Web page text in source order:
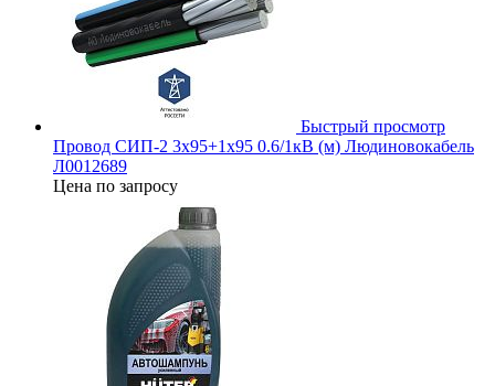
Быстрый просмотр
Провод СИП-2 3х95+1х95 0.6/1кВ (м) Людиновокабель
Л0012689
Цена по запросу